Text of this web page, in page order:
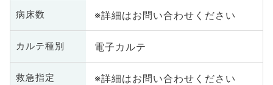
病床数 ※詳細はお問い合わせください
カルテ種別 電子カルテ
救急指定 ※詳細はお問い合わせください